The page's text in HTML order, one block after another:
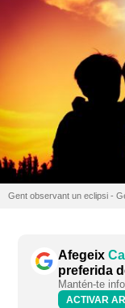
Gent observant un eclipsi -
Afegeix
preferida
Mantén-te
ACTIVAR